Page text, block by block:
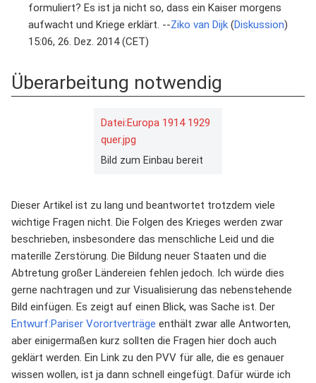
formuliert? Es ist ja nicht so, dass ein Kaiser morgens
aufwacht und Kriege erklärt. --Ziko van Dijk (Diskussion)
15:06, 26. Dez. 2014 (CET)
Überarbeitung notwendig
Datei:Europa 1914 1929
quer.jpg
Bild zum Einbau bereit
Dieser Artikel ist zu lang und beantwortet trotzdem viele
wichtige Fragen nicht. Die Folgen des Krieges werden zwar
beschrieben, insbesondere das menschliche Leid und die
materille Zerstörung. Die Bildung neuer Staaten und die
Abtretung großer Ländereien fehlen jedoch. Ich würde dies
gerne nachtragen und zur Visualisierung das nebenstehende
Bild einfügen. Es zeigt auf einen Blick, was Sache ist. Der
Entwurf:Pariser Vorortverträge enthält zwar alle Antworten,
aber einigermaßen kurz sollten die Fragen hier doch auch
geklärt werden. Ein Link zu den PVV für alle, die es genauer
wissen wollen, ist ja dann schnell eingefügt. Dafür würde ich